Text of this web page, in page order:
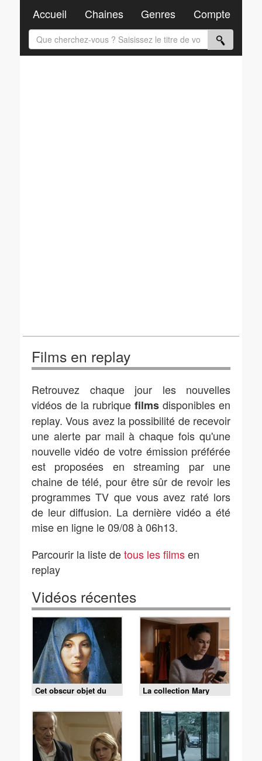
Films en replay
Retrouvez chaque jour les nouvelles
vidéos de la rubrique films disponibles en
replay. Vous avez la possibilité de recevoir
une alerte par mail à chaque fois qu'une
nouvelle vidéo de votre émission préférée
est proposées en streaming par une
chaine de télé, pour être sûr de revoir les
programmes TV que vous avez raté lors
de leur diffusion. La dernière vidéo a été
mise en ligne le 09/08 à 06h13.
Parcourir la liste detous les filmsen
replay
Vidéos récentes
Cet obscur objet du
désir - Tout sur Marie
(1/2)
La collection Mary
Higgins Clark - Ce que
vivent les roses
Accueil Chaines Genres Compte